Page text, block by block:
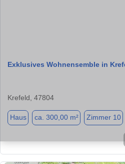
Exklusives Wohnensemble in
Krefeld, 47804
Haus ca. 300,00 m² Zimmer 10